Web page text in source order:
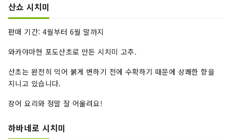
산쇼 시치미
판매 기간: 4월부터 6월 말까지
와카야마현 포도산초로 만든 시치미 고추.
산초는 완전히 익어 붉게 변하기 전에 수확하기 때문에 상쾌한 향을
지니고 있습니다.
장어 요리와 정말 잘 어울려요!
하바네로 시치미